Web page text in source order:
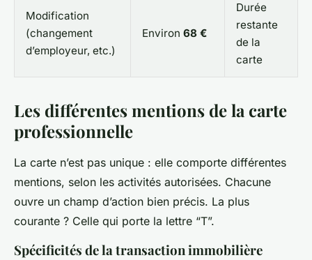
Modification
(changement
d’employeur, etc.)
Environ 68 €
Durée
restante
de la
carte
Les différentes mentions de la carte
professionnelle
La carte n’est pas unique : elle comporte différentes
mentions, selon les activités autorisées. Chacune
ouvre un champ d’action bien précis. La plus
courante ? Celle qui porte la lettre “T”.
Spécificités de la transaction immobilière